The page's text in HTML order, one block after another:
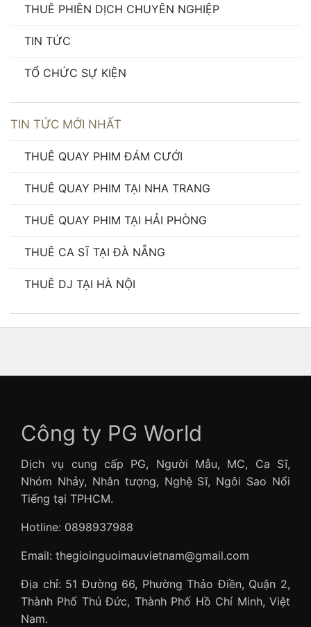
THUÊ PHIÊN DỊCH CHUYÊN NGHIỆP
TIN TỨC
TỔ CHỨC SỰ KIỆN
TIN TỨC MỚI NHẤT
THUÊ QUAY PHIM ĐÁM CƯỚI
THUÊ QUAY PHIM TẠI NHA TRANG
THUÊ QUAY PHIM TẠI HẢI PHÒNG
THUÊ CA SĨ TẠI ĐÀ NẴNG
THUÊ DJ TẠI HÀ NỘI
Công ty PG World
Dịch vụ cung cấp PG, Người Mẫu, MC, Ca Sĩ,
Nhóm Nhảy, Nhân tượng, Nghệ Sĩ, Ngôi Sao Nổi
Tiếng tại TPHCM.
Hotline: 0898937988
Email: thegioinguoimauvietnam@gmail.com
Địa chỉ: 51 Đường 66, Phường Thảo Điền, Quận 2,
Thành Phố Thủ Đức, Thành Phố Hồ Chí Minh, Việt
Nam.